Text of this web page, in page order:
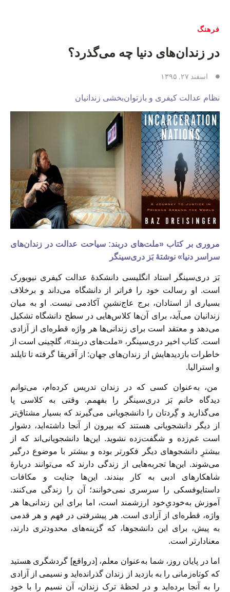
فرهنگ
در زندان‌های دنیا چه می‌گذرد؟
اسفند ۲۷, ۱۳۹۵
نظام عدالت کیفری و بازتوان‌بخشی زندانیان
مروری بر کتاب «ملت‌های دربند: سیاحت عدالت در زندان‌های
سراسر دنیا» نوشتۀ بَز دری‌سینگر
بَز دری‌سینگر استاد انگلیسی دانشکدۀ عدالت کیفری نیویورک
است. او رسالت خود را فراتر از دانشگاه می‌داند و برخلاف
بسیاری از استادان، برج عاج‌نشینِ آکادمی نیست. او به میان
زندانیان می‌آید، برای آن‌ها کلاس‌‌هایی در سطح دانشگاه تشکیل
‌می‌دهد و معتقد است برای زندانی‌ها هر واژه قطره‌ای از آزادی
است. کتاب اخیر دری‌سینگر، «ملت‌های دربند»، گلچینی است از
خاطرات بازدید‌هایش از زندان‌های جهان: از آفریقا گرفته تا تایلند
و استرالیا.
من، به‌عنوان کسی که در زندان تدریس کرده‌ام، می‌توانم
دیدگاه خانم بَز دری‌سینگر را بفهمم. وقتی به کلاسی پا
می‌گذارید و گِردتان را دانشجویانی می‌گیرند که بسیار مشتاق‌تر
از دیگر دانشجویانی هستند که بیرون از آنجا داشته‌اید، دشوار
است غم‌زده و شگفت‌زده نشوید. این‌ها دانشجویانی‌اند که از
بیشترِ دانشجوهای دیگر فکورتر بوده و بیشتر با موضوع درگیر
می‌شوند. این‌ها تجربه‌هایی از زندگی دارند که می‌توانند دربارۀ
شاهکارهای ادبی به‌ کار ببندند. این‌ها جنایت و مکافات
داستایوفسکی را سرسری نمی‌خوانند؛ آن را زندگی می‌کنند.
آموزش به‌خودیِ‌خود ارزشمند است، اما برای این زندانی‌ها هر
واژه، قطره‌ای از آزادی است. هر پیشرفتی در فهم و هر قدمی
به پیش، برای این دانشجوها، که گزینه‌های محدودتری دارند،
معنادارتر است.
اما در پایان روز، شما به‌عنوان معلم، [درواقع] گردشگری هستید
که کوتاه‌زمانی را به بازدید از زندان گذرانده‌اید و نسیمی از آزادی
را به آنجا برده‌اید و در لحظۀ ترک زندان، آن نسیم را با خود